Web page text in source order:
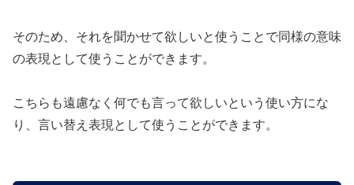
そのため、それを聞かせて欲しいと使うことで同様の意味
の表現として使うことができます。
こちらも遠慮なく何でも言って欲しいという使い方にな
り、言い替え表現として使うことができます。